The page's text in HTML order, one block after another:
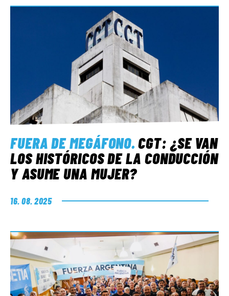
FUERA DE MEGÁFONO. CGT: ¿SE VAN
LOS HISTÓRICOS DE LA CONDUCCIÓN
Y ASUME UNA MUJER?
16. 08. 2025